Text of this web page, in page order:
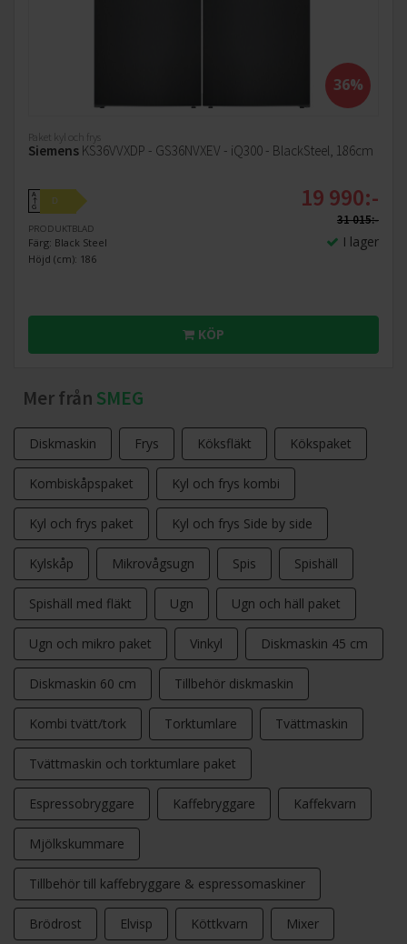
36%
Paket kyl och frys
Siemens KS36VVXDP - GS36NVXEV - iQ300 - BlackSteel, 186cm
A
↑
G
D
PRODUKTBLAD
Färg: Black Steel
Höjd (cm): 186
19 990:-
31 015:-
I lager
KÖP
Mer från SMEG
Diskmaskin Frys Köksfläkt Kökspaket
Kombiskåpspaket Kyl och frys kombi
Kyl och frys paket Kyl och frys Side by side
Kylskåp Mikrovågsugn Spis Spishäll
Spishäll med fläkt Ugn Ugn och häll paket
Ugn och mikro paket Vinkyl Diskmaskin 45 cm
Diskmaskin 60 cm Tillbehör diskmaskin
Kombi tvätt/tork Torktumlare Tvättmaskin
Tvättmaskin och torktumlare paket
Espressobryggare Kaffebryggare Kaffekvarn
Mjölkskummare
Tillbehör till kaffebryggare & espressomaskiner
Brödrost Elvisp Köttkvarn Mixer